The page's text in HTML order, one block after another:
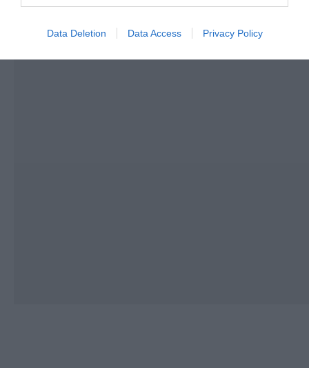
Data Deletion Data Access Privacy Policy